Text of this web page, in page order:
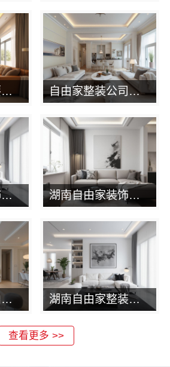
附近有没有必要找湖南自由家装饰对比半包？看完这篇就懂了 自由家整装公司拎包入住别墅？湖南自由家装饰大宅案例
湖南自由家装饰工程有限公司拎包入住别墅体验 湖南自由家装饰工程有限公司实景落地，划算不？
附近找湖南自由家装饰对比半包，有必要吗？ 湖南自由家整装公司价格预算多少？
查看更多 >>